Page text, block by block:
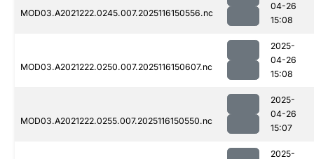
MOD03.A2021222.0245.007.2025116150556.nc
04-26
15:08
MOD03.A2021222.0250.007.2025116150607.nc
2025-
04-26
15:08
MOD03.A2021222.0255.007.2025116150550.nc
2025-
04-26
15:07
2025-